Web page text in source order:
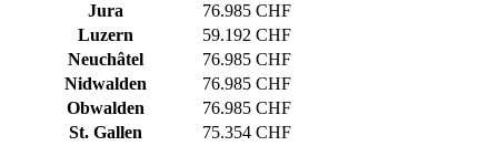
Jura
76.985 CHF
Luzern
59.192 CHF
Neuchâtel
76.985 CHF
Nidwalden
76.985 CHF
Obwalden
76.985 CHF
St. Gallen
75.354 CHF